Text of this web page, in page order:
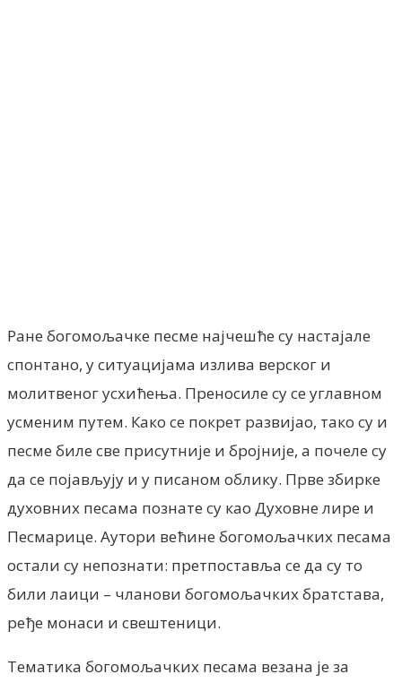
Ране богомољачке песме најчешће су настајале
спонтано, у ситуацијама излива верског и
молитвеног усхићења. Преносиле су се углавном
усменим путем. Како се покрет развијао, тако су и
песме биле све присутније и бројније, а почеле су
да се појављују и у писаном облику. Прве збирке
духовних песама познате су као Духовне лире и
Песмарице. Аутори већине богомољачких песама
остали су непознати: претпоставља се да су то
били лаици – чланови богомољачких братстава,
ређе монаси и свештеници.
Тематика богомољачких песама везана је за